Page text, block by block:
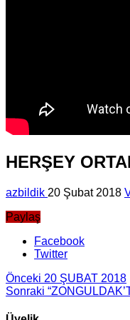
HERŞEY
azbildik 20 Şubat 2018
Paylaş
Facebook
Twitter
Önceki 20 ŞUBAT 2018
Sonraki